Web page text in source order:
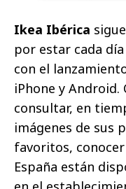
Ikea Ibérica
por estar cada
con el
iPhone y
consultar, en
imágenes de sus
favoritos,
España están